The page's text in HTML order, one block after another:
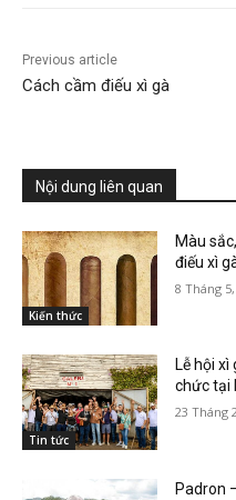
Previous article
Cách cầm điếu xì gà
Nội dung liên quan
Kiến thức
Màu
điếu xì
8 Tháng
Tin tức
Lễ hội
chức tại
23 Tháng
Padron